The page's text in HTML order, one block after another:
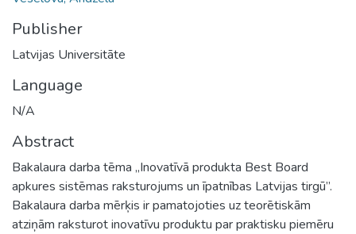
Publisher
Latvijas Universitāte
Language
N/A
Abstract
Bakalaura darba tēma „Inovatīvā produkta Best Board
apkures sistēmas raksturojums un īpatnības Latvijas tirgū”.
Bakalaura darba mērķis ir pamatojoties uz teorētiskām
atziņām raksturot inovatīvu produktu par praktisku piemēru